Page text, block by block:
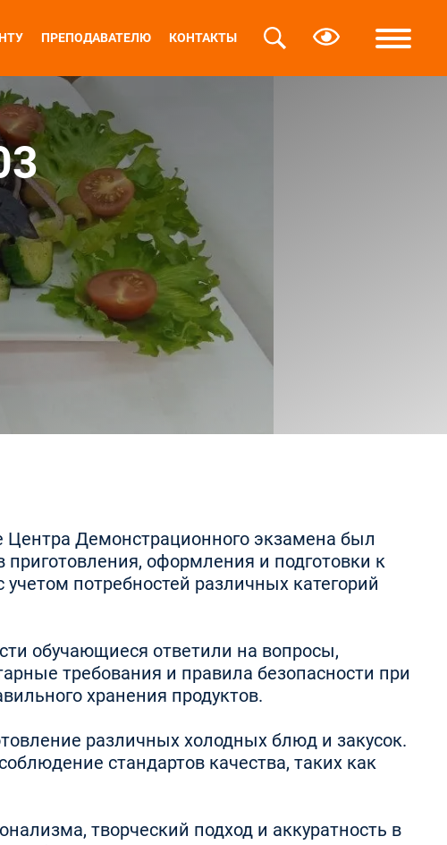
ПРЕПОДАВАТЕЛЮ КОНТАКТЫ
Центра Демонстрационного экзамена был
оформления и подготовки к
потребностей различных категорий
обучающиеся ответили на вопросы,
требования и правила безопасности при
хранения продуктов.
различных холодных блюд и закусок.
стандартов качества, таких как
творческий подход и аккуратность в